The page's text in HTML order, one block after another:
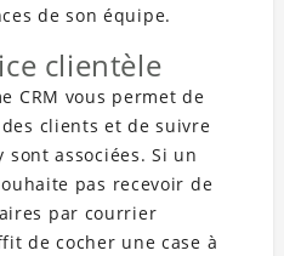
de son équipe.
clientèle
CRM vous permet de
clients et de suivre
associées. Si un
pas recevoir de
par courrier
de cocher une case à